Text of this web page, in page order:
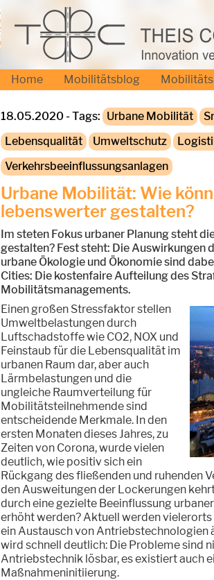
Home Mobilitätsblog
18.05.2020 - Tags: Urbane Mobilität
Lebensqualität
Umweltschutz
Verkehrsbeeinflussungsanlagen
Urbane Mobilität: Wie
lebenswerter gestalten?
Im steten Fokus urbaner Planung steht
gestalten? Fest steht: Die
urbane Ökologie und Ökonomie sind
Cities: Die kostenfaire Aufteilung des
Mobilitätsmanagements.
Einen großen Stressfaktor stellen
Umweltbelastungen durch
Luftschadstoffe wie CO2, NOX und
Feinstaub für die Lebensqualität im
urbanen Raum dar, aber auch
Lärmbelastungen und die
ungleiche Raumverteilung für
Mobilitätsteilnehmende sind
entscheidende Merkmale. In den
ersten Monaten dieses Jahres, zu
Zeiten von Corona, wurde vielen
deutlich, wie positiv sich ein
Rückgang des fließenden und ruhenden
den Ausweitungen der Lockerungen
durch eine gezielte Beeinflussung
erhöht werden? Aktuell werden
ein Austausch von Antriebstechnologien
wird schnell deutlich: Die Probleme sind
Antriebstechnik lösbar, es existiert auch
Maßnahmeninitiierung.